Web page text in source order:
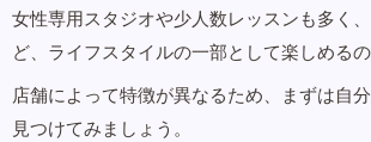
女性専用スタジオや少人数レッスンも多く
ど、ライフスタイルの一部として楽しめるの
店舗によって特徴が異なるため、まずは自
見つけてみましょう。